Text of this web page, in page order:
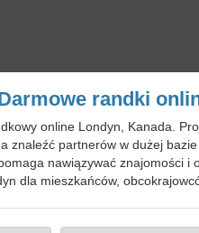
randki
online Londyn, Kanada.
znaleźć partnerów w dużej
nawiązywać znajomości
dla mieszkańców,